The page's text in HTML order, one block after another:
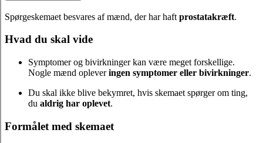
Spørgeskemaet besvares af mænd, der har haft prostatakræft.
Hvad du skal vide
Symptomer og bivirkninger kan være meget forskellige.
Nogle mænd opleveringen symptomer eller bivirkninger.
Du skal ikke blive bekymret, hvis skemaet spørger om ting,
du aldrig har oplevet.
Formålet med skemaet